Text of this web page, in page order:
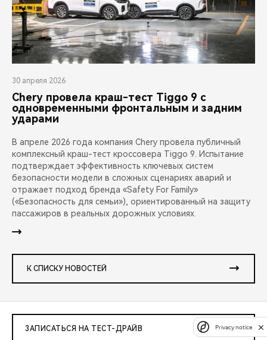
30 апреля 2026
Chery провела краш-тест Tiggo 9 с
одновременными фронтальным и задним
ударами
В апреле 2026 года компания Chery провела публичный
комплексный краш-тест кроссовера Tiggo 9. Испытание
подтверждает эффективность ключевых систем
безопасности модели в сложных сценариях аварий и
отражает подход бренда «Safety For Family»
(«Безопасность для семьи»), ориентированный на защиту
пассажиров в реальных дорожных условиях.
К СПИСКУ НОВОСТЕЙ
ЗАПИСАТЬСЯ НА ТЕСТ-ДРАЙВ Privacy notice